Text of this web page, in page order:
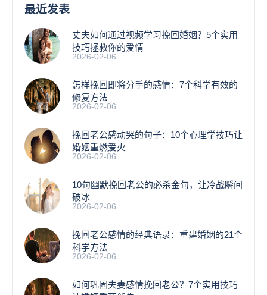
最近发表
丈夫如何通过视频学习挽回婚姻？5个实用
技巧拯救你的爱情
2026-02-06
怎样挽回即将分手的感情：7个科学有效的
修复方法
2026-02-06
挽回老公感动哭的句子：10个心理学技巧让
婚姻重燃爱火
2026-02-06
10句幽默挽回老公的必杀金句，让冷战瞬间
破冰
2026-02-06
挽回老公感情的经典语录：重建婚姻的21个
科学方法
2026-02-06
如何巩固夫妻感情挽回老公？7个实用技巧